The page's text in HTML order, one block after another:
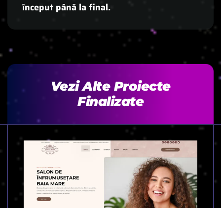
început până la final.
Vezi Alte Proiecte
Finalizate